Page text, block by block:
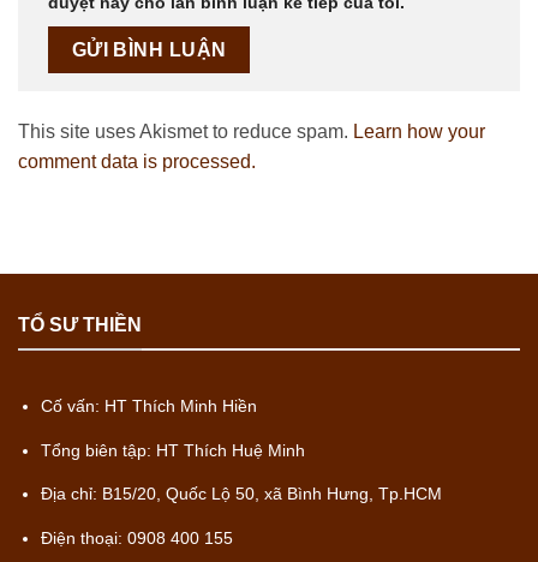
This site uses Akismet to reduce spam. Learn how your
comment data is processed.
TỔ SƯ THIỀN
Cố vấn: HT Thích Minh Hiền
Tổng biên tập: HT Thích Huệ Minh
Địa chỉ: B15/20, Quốc Lộ 50, xã Bình Hưng, Tp.HCM
Điện thoại: 0908 400 155